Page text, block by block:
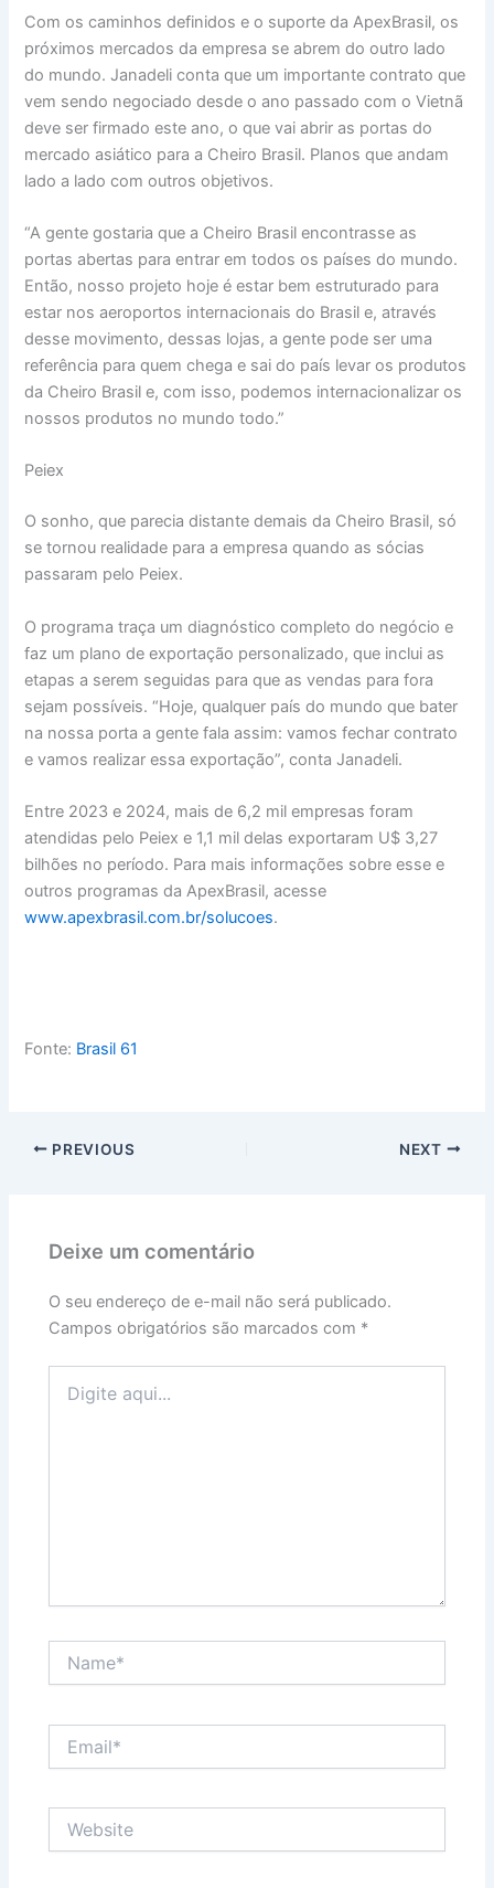
Com os caminhos definidos e o suporte da ApexBrasil, os
próximos mercados da empresa se abrem do outro lado
do mundo. Janadeli conta que um importante contrato que
vem sendo negociado desde o ano passado com o Vietnã
deve ser firmado este ano, o que vai abrir as portas do
mercado asiático para a Cheiro Brasil. Planos que andam
lado a lado com outros objetivos.
“A gente gostaria que a Cheiro Brasil encontrasse as
portas abertas para entrar em todos os países do mundo.
Então, nosso projeto hoje é estar bem estruturado para
estar nos aeroportos internacionais do Brasil e, através
desse movimento, dessas lojas, a gente pode ser uma
referência para quem chega e sai do país levar os produtos
da Cheiro Brasil e, com isso, podemos internacionalizar os
nossos produtos no mundo todo.”
Peiex
O sonho, que parecia distante demais da Cheiro Brasil, só
se tornou realidade para a empresa quando as sócias
passaram pelo Peiex.
O programa traça um diagnóstico completo do negócio e
faz um plano de exportação personalizado, que inclui as
etapas a serem seguidas para que as vendas para fora
sejam possíveis. “Hoje, qualquer país do mundo que bater
na nossa porta a gente fala assim: vamos fechar contrato
e vamos realizar essa exportação”, conta Janadeli.
Entre 2023 e 2024, mais de 6,2 mil empresas foram
atendidas pelo Peiex e 1,1 mil delas exportaram U$ 3,27
bilhões no período. Para mais informações sobre esse e
outros programas da ApexBrasil, acesse
www.apexbrasil.com.br/solucoes.
Fonte: Brasil 61
PREVIOUS NEXT
Deixe um comentário
O seu endereço de e-mail não será publicado.
Campos obrigatórios são marcados com *
aqui...